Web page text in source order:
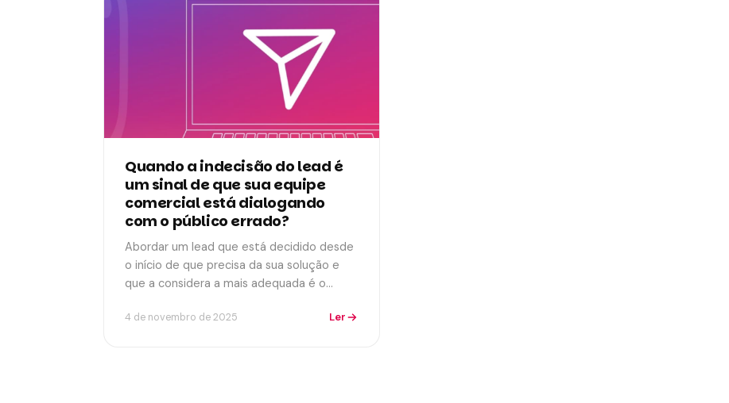
Quando a indecisão do lead é
um sinal de que sua equipe
comercial está dialogando
com o público errado?
Abordar um lead que está decidido desde
o início de que precisa da sua solução e
que a considera a mais adequada é o…
4 de novembro de 2025 Ler